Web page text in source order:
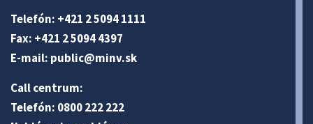
Telefón: +421 2 5094 1111
Fax: +421 2 5094 4397
E-mail: public@minv.sk
Call centrum:
Telefón: 0800 222 222